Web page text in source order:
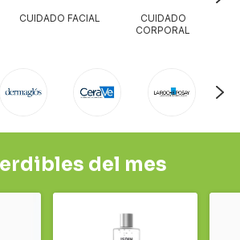
CUIDADO FACIAL
CUIDADO
CORPORAL
del mes